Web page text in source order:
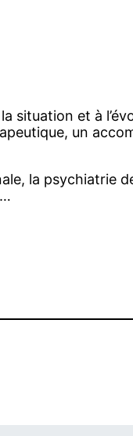
situation et à
un
la psychiatrie